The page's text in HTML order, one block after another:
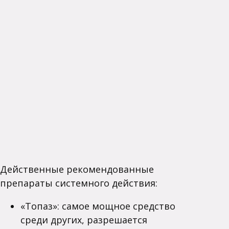
Действенные рекомендованные
препараты системного действия:
«Топаз»: самое мощное средство
среди других, разрешается